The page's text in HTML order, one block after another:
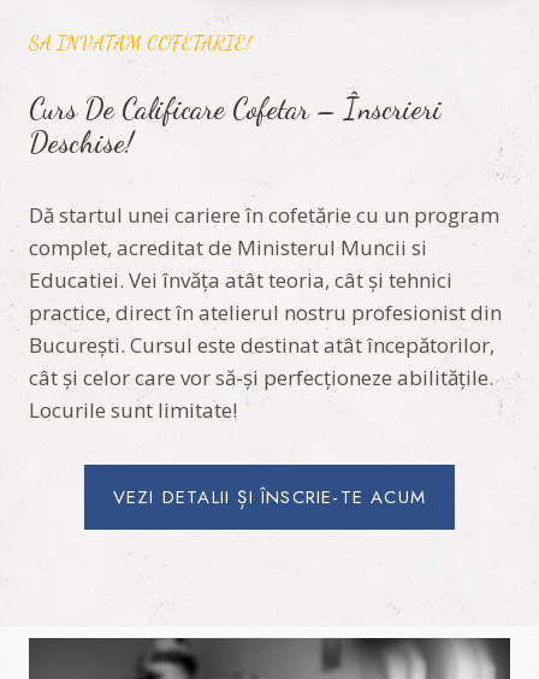
SA INVATAM COFETARIE!
Curs De Calificare Cofetar – Înscrieri
Deschise!
Dă startul unei cariere în cofetărie cu un program
complet, acreditat de Ministerul Muncii si
Educatiei. Vei învăța atât teoria, cât și tehnici
practice, direct în atelierul nostru profesionist din
București. Cursul este destinat atât începătorilor,
cât și celor care vor să-și perfecționeze abilitățile.
Locurile sunt limitate!
VEZI DETALII ȘI ÎNSCRIE-TE ACUM